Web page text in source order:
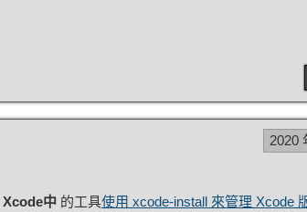
2020
Xcode中 的工具使用 xcode-install 來管理 Xcode